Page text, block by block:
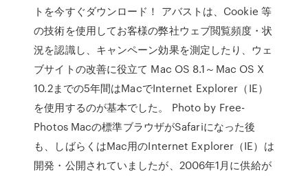
トを今すぐダウンロード！ アバストは、Cookie 等
の技術を使用してお客様の弊社ウェブ閲覧頻度・状
況を認識し、キャンペーン効果を測定したり、ウェ
ブサイトの改善に役立て Mac OS 8.1～Mac OS X
10.2までの5年間はMacでInternet Explorer（IE）
を使用するのが基本でした。 Photo by Free-
Photos Macの標準ブラウザがSafariになった後
も、しばらくはMac用のInternet Explorer（IE）は
開発・公開されていましたが、2006年1月に供給が